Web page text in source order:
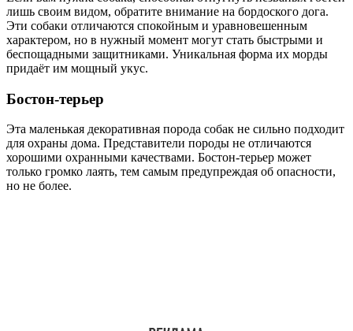
лишь своим видом, обратите внимание на бордоского дога.
Эти собаки отличаются спокойным и уравновешенным
характером, но в нужный момент могут стать быстрыми и
беспощадными защитниками. Уникальная форма их морды
придаёт им мощный укус.
Бостон-терьер
Эта маленькая декоративная порода собак не сильно подходит
для охраны дома. Представители породы не отличаются
хорошими охранными качествами. Бостон-терьер может
только громко лаять, тем самым предупреждая об опасности,
но не более.